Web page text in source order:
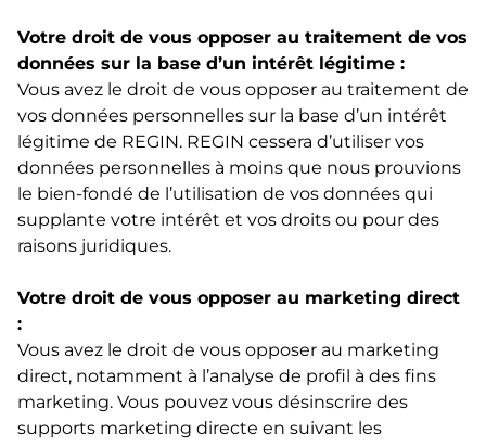
Votre droit de vous opposer au traitement de vos
données sur la base d’un intérêt légitime :
Vous avez le droit de vous opposer au traitement de
vos données personnelles sur la base d’un intérêt
légitime de REGIN. REGIN cessera d’utiliser vos
données personnelles à moins que nous prouvions
le bien-fondé de l’utilisation de vos données qui
supplante votre intérêt et vos droits ou pour des
raisons juridiques.
Votre droit de vous opposer au marketing direct
:
Vous avez le droit de vous opposer au marketing
direct, notamment à l’analyse de profil à des fins
marketing. Vous pouvez vous désinscrire des
supports marketing directe en suivant les